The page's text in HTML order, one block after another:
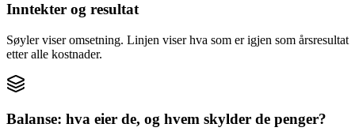
Inntekter og resultat
Søyler viser omsetning. Linjen viser hva som er igjen som årsresultat
etter alle kostnader.
Balanse: hva eier de, og hvem skylder de penger?